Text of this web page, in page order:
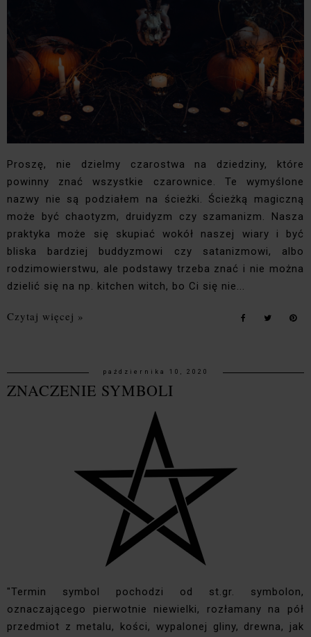
Proszę, nie dzielmy czarostwa na dziedziny, które
powinny znać wszystkie czarownice. Te wymyślone
nazwy nie są podziałem na ścieżki. Ścieżką magiczną
może być chaotyzm, druidyzm czy szamanizm. Nasza
praktyka może się skupiać wokół naszej wiary i być
bliska bardziej buddyzmowi czy satanizmowi, albo
rodzimowierstwu, ale podstawy trzeba znać i nie można
dzielić się na np. kitchen witch, bo Ci się nie...
Czytaj więcej »
października 10, 2020
ZNACZENIE SYMBOLI
"Termin symbol pochodzi od st.gr. symbolon,
oznaczającego pierwotnie niewielki, rozłamany na pół
przedmiot z metalu, kości, wypalonej gliny, drewna, jak